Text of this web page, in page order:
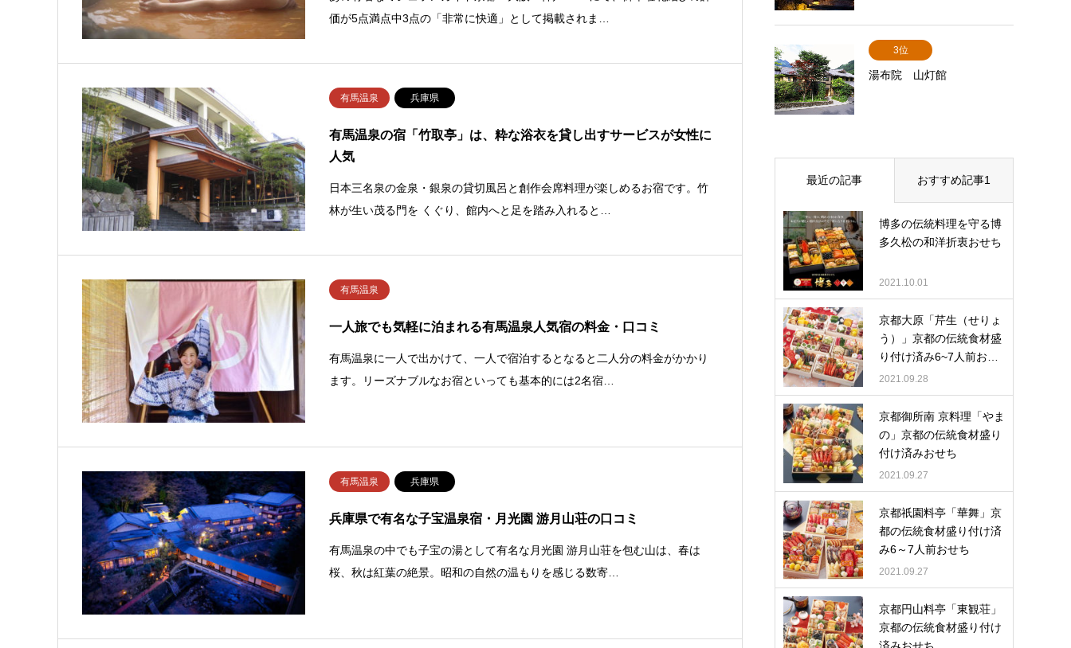
価が5点満点中3点の「非常に快適」として掲載されま…
有馬温泉 兵庫県
有馬温泉の宿「竹取亭」は、粋な浴衣を貸し出すサービスが女性に
人気
日本三名泉の金泉・銀泉の貸切風呂と創作会席料理が楽しめるお宿です。竹
林が生い茂る門を くぐり、館内へと足を踏み入れると…
有馬温泉
一人旅でも気軽に泊まれる有馬温泉人気宿の料金・口コミ
有馬温泉に一人で出かけて、一人で宿泊するとなると二人分の料金がかかり
ます。リーズナブルなお宿といっても基本的には2名宿…
有馬温泉 兵庫県
兵庫県で有名な子宝温泉宿・月光園 游月山荘の口コミ
有馬温泉の中でも子宝の湯として有名な月光園 游月山荘を包む山は、春は
桜、秋は紅葉の絶景。昭和の自然の温もりを感じる数寄…
3位
湯布院 山灯館
最近の記事 おすすめ記事1
博多の伝統料理を守る博
多久松の和洋折衷おせち
2021.10.01
京都大原「芹生（せりょ
う）」京都の伝統食材盛
り付け済み6~7人前お…
2021.09.28
京都御所南 京料理「やま
の」京都の伝統食材盛り
付け済みおせち
2021.09.27
京都祇園料亭「華舞」京
都の伝統食材盛り付け済
み6～7人前おせち
2021.09.27
京都円山料亭「東観荘」
京都の伝統食材盛り付け